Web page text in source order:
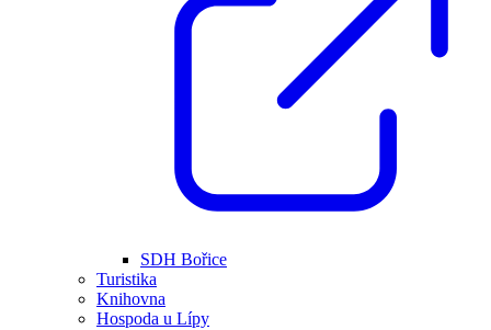
SDH Bořice
Turistika
Knihovna
Hospoda u Lípy